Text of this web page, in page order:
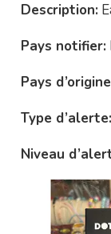
Description:
Pays notifier:
Pays
Type d’alerte:
Niveau